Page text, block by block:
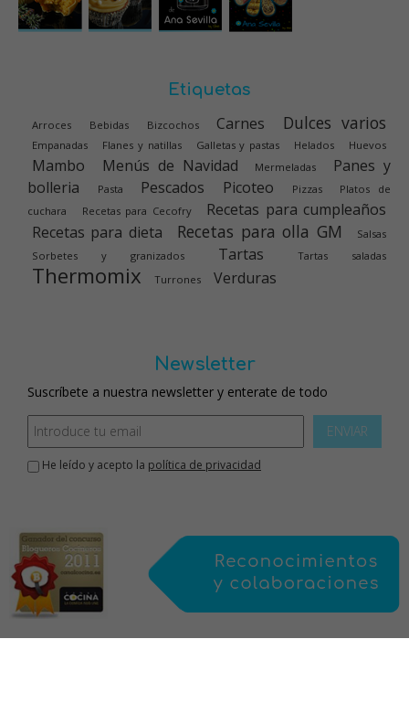
Etiquetas
Arroces Bebidas Bizcochos Carnes Dulces varios
Empanadas Flanes y natillas Galletas y pastas Helados Huevos
Mambo Menús de Navidad Mermeladas
Panes y
bolleria
Pasta Pescados Picoteo Pizzas
Platos de
cuchara
Recetas para Cecofry
Recetas para cumpleaños
Recetas para dieta
Recetas para olla GM
Salsas
Sorbetes y granizados
Tartas Tartas saladas
Thermomix Turrones Verduras
Newsletter
Suscríbete a nuestra newsletter y enterate de todo
ENVIAR
He leído y acepto la política de privacidad